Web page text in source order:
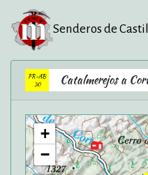
Senderos de
PR-AB
30
Catalmerejos a
+
−